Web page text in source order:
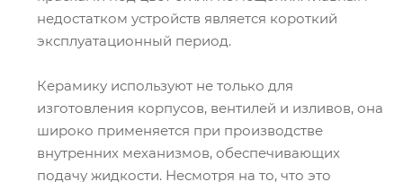
недостатком устройств является короткий
эксплуатационный период.
Керамику используют не только для
изготовления корпусов, вентилей и изливов, она
широко применяется при производстве
внутренних механизмов, обеспечивающих
подачу жидкости. Несмотря на то, что это